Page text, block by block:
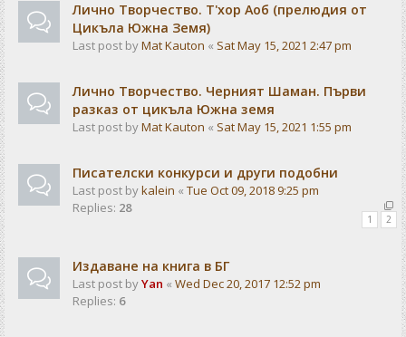
Лично Творчество. Т'хор Аоб (прелюдия от
Цикъла Южна Земя)
Last post byMat Kauton « Sat May 15, 2021 2:47 pm
Лично Творчество. Черният Шаман. Първи
разказ от цикъла Южна земя
Last post byMat Kauton « Sat May 15, 2021 1:55 pm
Писателски конкурси и други подобни
Last post bykalein « Tue Oct 09, 2018 9:25 pm
Replies: 28
1 2
Издаване на книга в БГ
Last post byYan « Wed Dec 20, 2017 12:52 pm
Replies: 6